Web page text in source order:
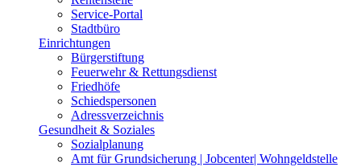
Service-Portal
Stadtbüro
Einrichtungen
Bürgerstiftung
Feuerwehr & Rettungsdienst
Friedhöfe
Schiedspersonen
Adressverzeichnis
Gesundheit & Soziales
Sozialplanung
Amt für Grundsicherung | Jobcenter| Wohngeldstelle